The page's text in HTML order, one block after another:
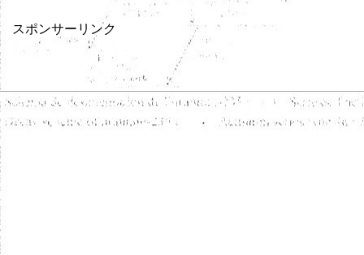
スポンサーリンク